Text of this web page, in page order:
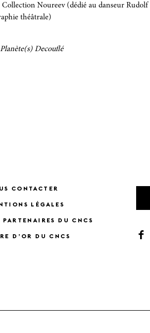
Collection Noureev (dédié au danseur
théâtrale)
Planète(s) Decouflé
CONTACTER
LÉGALES
PARTENAIRES DU CNCS
D’OR DU CNCS